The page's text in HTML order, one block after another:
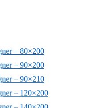
– 80×200
– 90×200
– 90×210
– 120×200